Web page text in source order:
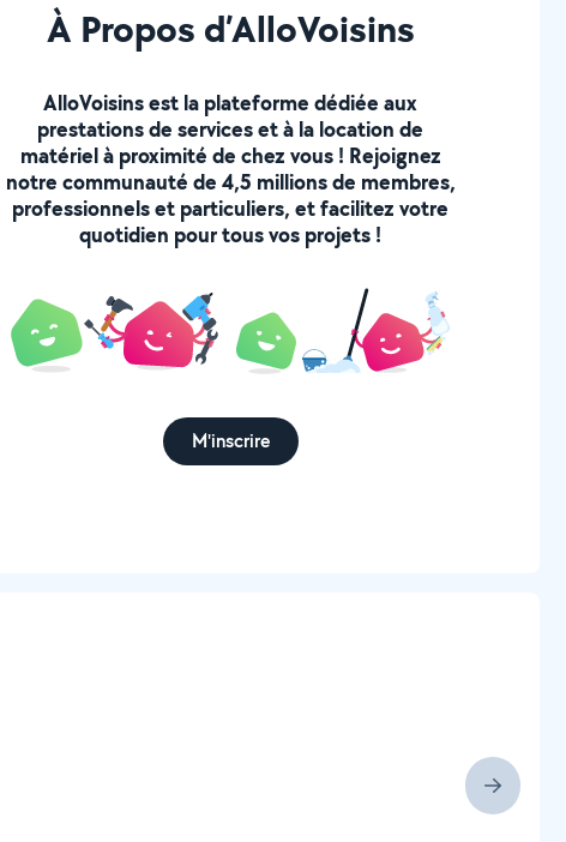
À Propos d’AlloVoisins
AlloVoisins est la plateforme dédiée aux
prestations de services et à la location de
matériel à proximité de chez vous ! Rejoignez
notre communauté de 4,5 millions de membres,
professionnels et particuliers, et facilitez votre
quotidien pour tous vos projets !
M'inscrire